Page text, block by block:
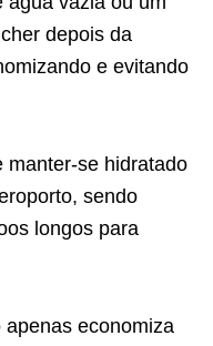
depois da
e evitando
manter-se hidratado
sendo
longos para
economiza